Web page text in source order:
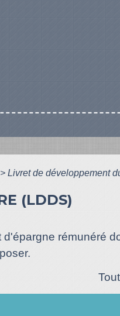
> Livret de développement
(LDDS)
rémunéré